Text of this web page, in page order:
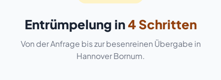
Entrümpelung in4 Schritten
Von der Anfrage bis zur besenreinen Übergabe in
Hannover Bornum.